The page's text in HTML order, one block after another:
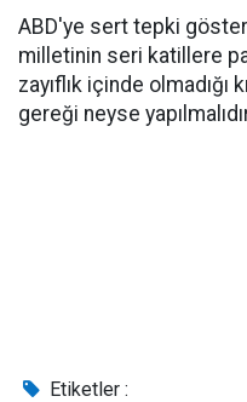
ABD'ye sert tepki
milletinin seri katillere
zayıflık içinde
gereği neyse
Etiketler :